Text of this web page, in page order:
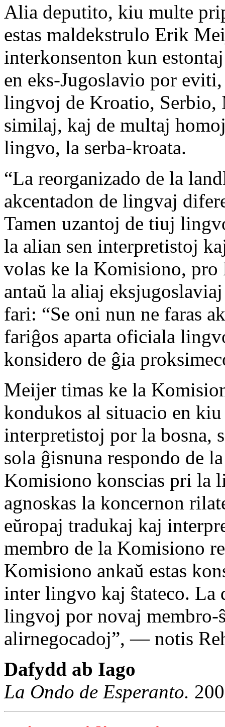
Alia deputito, kiu multe
estas maldekstrulo Erik
interkonsenton kun
en eks-Jugoslavio por
lingvoj de Kroatio, Serbio,
similaj, kaj de multaj
lingvo, la serba-kroata.
“La reorganizado de la
akcentadon de lingvaj
Tamen uzantoj de tiuj
la alian sen interpretistoj
volas ke la Komisiono,
antaŭ la aliaj
fari: “Se oni nun ne faras
fariĝos aparta oficiala
konsidero de ĝia
Meijer timas ke la
kondukos al situacio en
interpretistoj por la bosna,
sola ĝisnuna respondo de
Komisiono konscias pri la
agnoskas la koncernon
eŭropaj tradukaj kaj
membro de la Komisiono
Komisiono ankaŭ estas
inter lingvo kaj ŝtateco.
lingvoj por novaj membro-
alirnegocadoj”, — notis
Dafydd ab Iago
La Ondo de Esperanto.